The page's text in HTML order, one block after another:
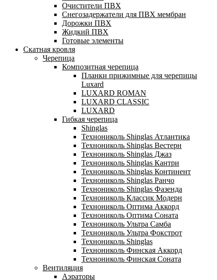
Очистители ПВХ
Снегозадержатели для ПВХ мембран
Дорожки ПВХ
Жидкий ПВХ
Готовые элементы
Скатная кровля
Черепица
Композитная черепица
Планки прижимные для черепицы
Luxard
LUXARD ROMAN
LUXARD CLASSIC
LUXARD
Гибкая черепица
Shinglas
Технониколь Shinglas Атлантика
Технониколь Shinglas Вестерн
Технониколь Shinglas Джаз
Технониколь Shinglas Кантри
Технониколь Shinglas Континент
Технониколь Shinglas Ранчо
Технониколь Shinglas Фазенда
Технониколь Классик Модерн
Технониколь Оптима Аккорд
Технониколь Оптима Соната
Технониколь Ультра Самба
Технониколь Ультра Фокстрот
Технониколь Shinglas
Технониколь Финская Аккорд
Технониколь Финская Соната
Вентиляция
Аэраторы